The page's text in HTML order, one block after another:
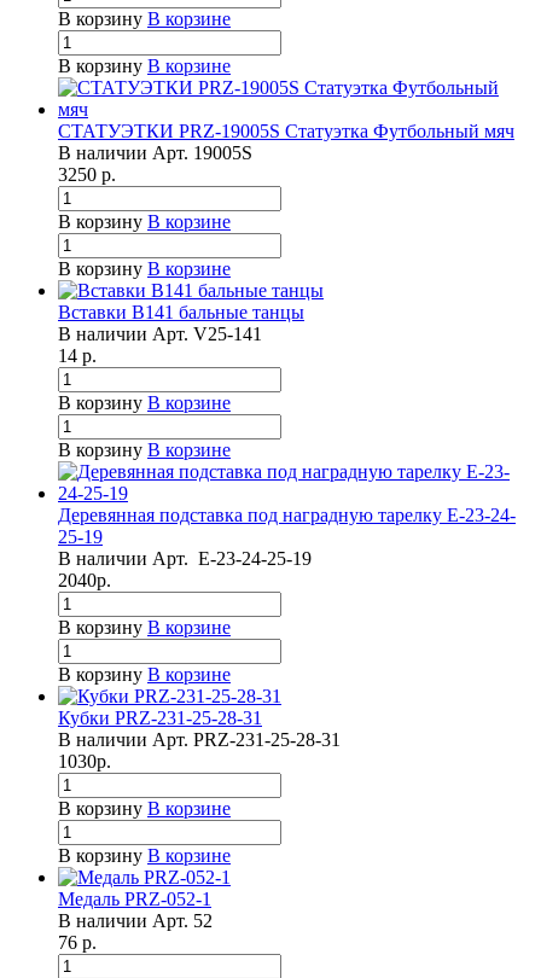
В корзину В корзине
В корзину В корзине
СТАТУЭТКИ PRZ-19005S Статуэтка Футбольный мяч
В наличии Арт. 19005S
3250 р.
В корзину В корзине
В корзину В корзине
Вставки B141 бальные танцы
В наличии Арт. V25-141
14 р.
В корзину В корзине
В корзину В корзине
Деревянная подставка под наградную тарелку Е-23-24-
25-19
В наличии Арт. Е-23-24-25-19
2040р.
В корзину В корзине
В корзину В корзине
Кубки PRZ-231-25-28-31
В наличии Арт. PRZ-231-25-28-31
1030р.
В корзину В корзине
В корзину В корзине
Медаль PRZ-052-1
В наличии Арт. 52
76 р.